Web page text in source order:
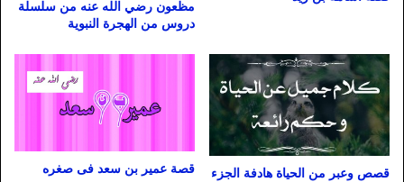
مظعون رضي الله عنه من سلسلة
دروس من الهجرة النبوية
قصص وعبر من الحياة هادفة الجزء
قصة عمير بن سعد فى صغره